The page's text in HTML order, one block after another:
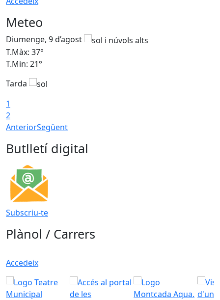
Meteo
Diumenge, 9 d’agost
T.Màx: 37°
T.Min: 21°
Tarda
1
2
AnteriorSegüent
Butlletí digital
Subscriu-te
Plànol / Carrers
Accedeix